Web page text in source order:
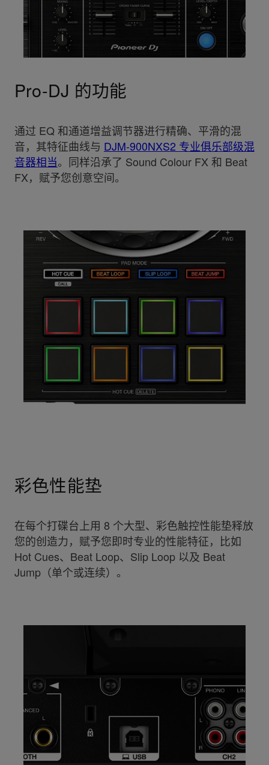
Pro-DJ 的功能
通过 EQ 和通道增益调节器进行精确、平滑的混
音，其特征曲线与 DJM-900NXS2 专业俱乐部级混
音器相当。同样沿承了 Sound Colour FX 和 Beat
FX，赋予您创意空间。
彩色性能垫
在每个打碟台上用 8 个大型、彩色触控性能垫释放
您的创造力，赋予您即时专业的性能特征，比如
Hot Cues、Beat Loop、Slip Loop 以及 Beat
Jump（单个或连续）。